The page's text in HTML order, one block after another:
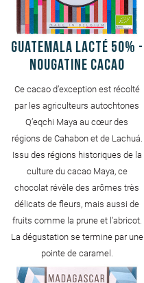
Guatemala Lacté 50% -
Nougatine cacao
Ce cacao d’exception est récolté
par les agriculteurs autochtones
Q’eqchi Maya au cœur des
régions de Cahabon et de Lachuá.
Issu des régions historiques de la
culture du cacao Maya, ce
chocolat révèle des arômes très
délicats de fleurs, mais aussi de
fruits comme la prune et l’abricot.
La dégustation se termine par une
pointe de caramel.